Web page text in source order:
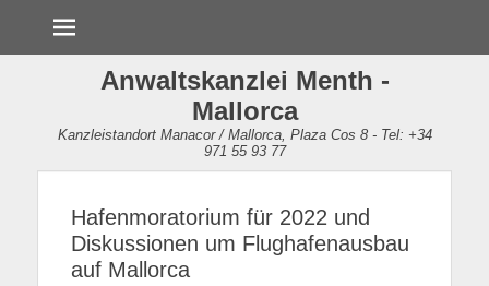
Anwaltskanzlei Menth -
Mallorca
Kanzleistandort Manacor / Mallorca, Plaza Cos 8 - Tel: +34
971 55 93 77
Hafenmoratorium für 2022 und
Diskussionen um Flughafenausbau
auf Mallorca